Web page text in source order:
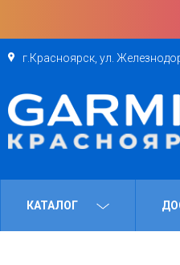
г.Красноярск, ул.
КАТАЛОГ